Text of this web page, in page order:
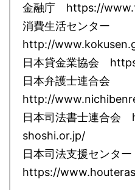
金融庁 https://
消費生活センター
http://
日本貸金業協会
日本弁護士連合会
http://
日本司法書士連合
shoshi.or.jp/
日本司法支援センタ
https://